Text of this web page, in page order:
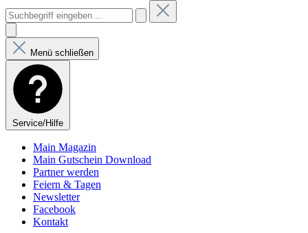
Menü schließen
Service/Hilfe
Main Magazin
Main Gutschein Download
Partner werden
Feiern & Tagen
Newsletter
Facebook
Kontakt